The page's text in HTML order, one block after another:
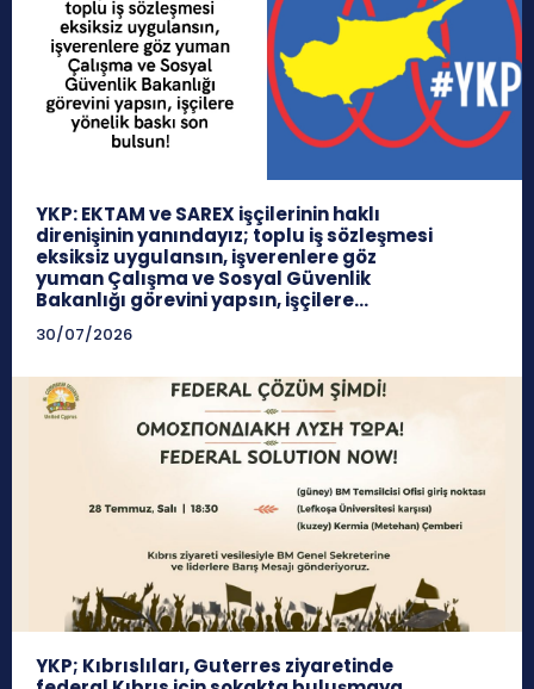
YKP: EKTAM ve SAREX işçilerinin haklı
direnişinin yanındayız; toplu iş sözleşmesi
eksiksiz uygulansın, işverenlere göz
yuman Çalışma ve Sosyal Güvenlik
Bakanlığı görevini yapsın, işçilere...
30/07/2026
YKP; Kıbrıslıları, Guterres ziyaretinde